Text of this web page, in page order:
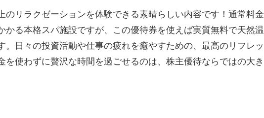
のリラクゼーションを体験できる素晴らしい内容です！通常料金
かる本格スパ施設ですが、この優待券を使えば実質無料で天然温
。日々の投資活動や仕事の疲れを癒やすための、最高のリフレッ
を使わずに贅沢な時間を過ごせるのは、株主優待ならではの大き